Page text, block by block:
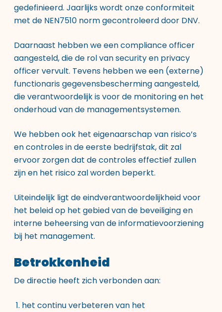
gedefinieerd. Jaarlijks wordt onze conformiteit
met de NEN7510 norm gecontroleerd door DNV.
Daarnaast hebben we een compliance officer
aangesteld, die de rol van security en privacy
officer vervult. Tevens hebben we een (externe)
functionaris gegevensbescherming aangesteld,
die verantwoordelijk is voor de monitoring en het
onderhoud van de managementsystemen.
We hebben ook het eigenaarschap van risico’s
en controles in de eerste bedrijfstak, dit zal
ervoor zorgen dat de controles effectief zullen
zijn en het risico zal worden beperkt.
Uiteindelijk ligt de eindverantwoordelijkheid voor
het beleid op het gebied van de beveiliging en
interne beheersing van de informatievoorziening
bij het management.
Betrokkenheid
De directie heeft zich verbonden aan:
het continu verbeteren van het